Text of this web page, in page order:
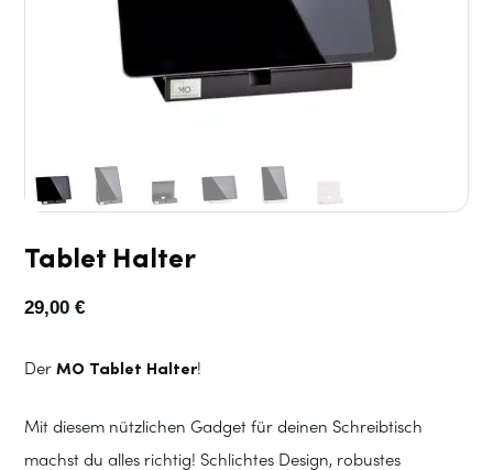
Tablet Halter
29,00 €
Der MO Tablet Halter!
Mit diesem nützlichen Gadget für deinen Schreibtisch
machst du alles richtig! Schlichtes Design, robustes